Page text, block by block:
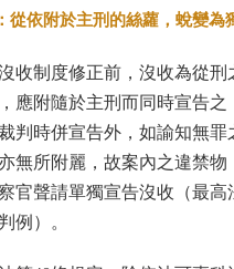
從依附於主刑的絲蘿，蛻變為
收制度修正前，沒收為從刑
應附隨於主刑而同時宣告之
判時併宣告外，如諭知無罪
無所附麗，故案內之違禁物
官聲請單獨宣告沒收（最高
例）。